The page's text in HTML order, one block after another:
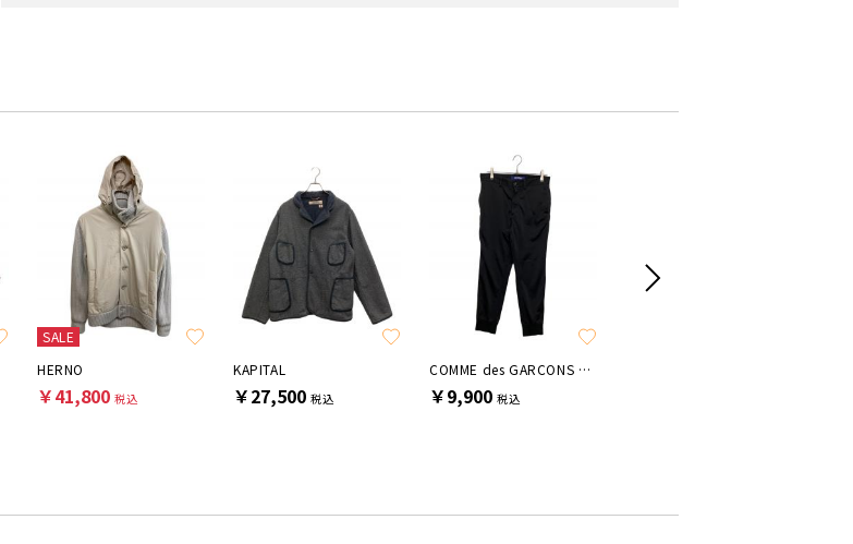
SALE
HERNO
￥41,800 税込
KAPITAL
￥27,500 税込
COMME des GARCONS JUNYA WATANABE MAN
￥9,900 税込